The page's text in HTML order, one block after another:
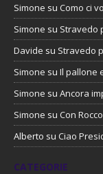
Simone su Como ci
Simone su Stravedo
Davide su Stravedo
Simone su Il pallone
Simone su Ancora
Simone su Con
Alberto su Ciao
CATEGORIE